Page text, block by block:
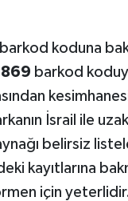
koduna
869 barkod
İsrail ile
belirsiz
kayıtlarına
için